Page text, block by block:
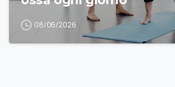
08/06/2026